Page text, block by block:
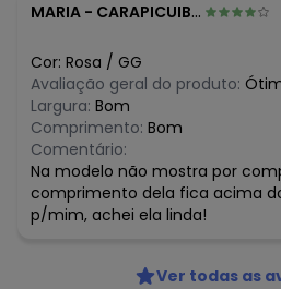
MARIA - CARAPICUIBA - SP
Cor: Rosa / GG
Avaliação geral do produto:
Largura: Bom
Comprimento: Bom
Comentário:
Na modelo não mostra por
comprimento dela fica acima
p/mim, achei ela linda!
Ver todas as